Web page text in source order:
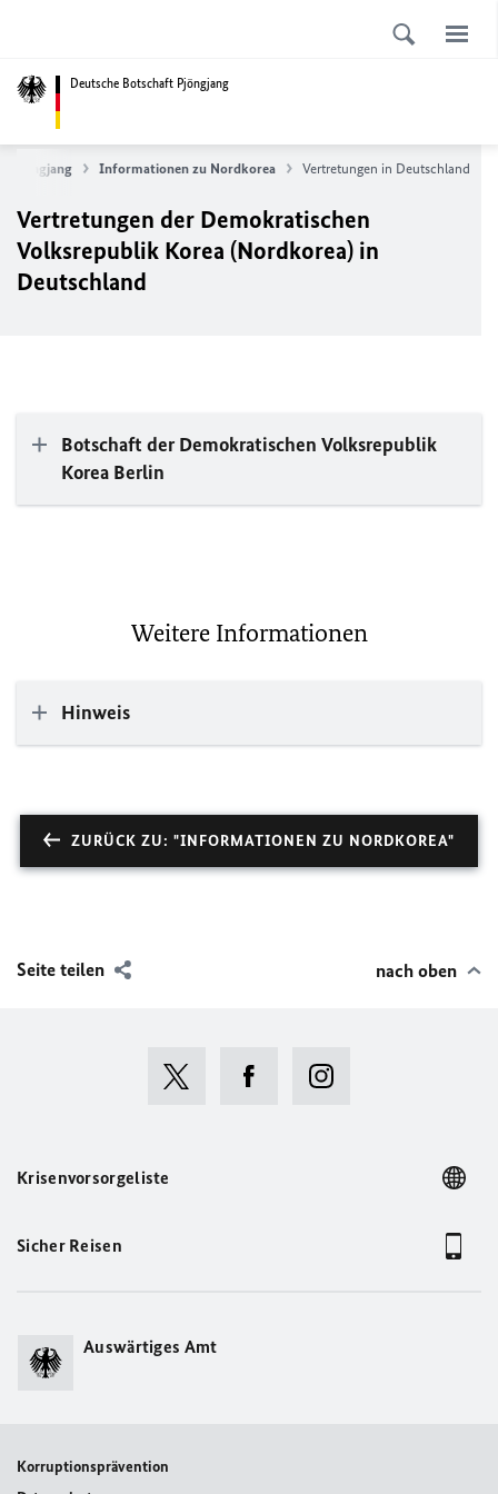
Deutsche Botschaft Pjöngjang
Pjöngjang Informationen zu Nordkorea Vertretungen in Deutschland
Vertretungen der Demokratischen
Volksrepublik Korea (Nordkorea) in
Deutschland
Botschaft der Demokratischen Volksrepublik
Korea Berlin
Weitere Informationen
Hinweis
ZURÜCK ZU: "INFORMATIONEN ZU NORDKOREA"
Seite teilen nach oben
Krisenvorsorgeliste
Sicher Reisen
Auswärtiges Amt
Korruptionsprävention